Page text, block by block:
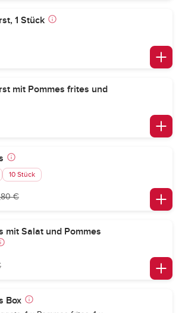
1 Stück
mit Pommes frites und
10 Stück
€
mit Salat und Pommes
Box